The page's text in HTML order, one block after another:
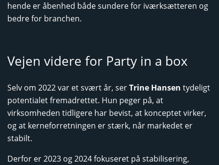
hende er åbenhed både sundere for iværksætteren og
bedre for branchen.
Vejen videre for Party in a box
Selv om 2022 var et svært år, serTrine Hansen tydeligt
potentialet fremadrettet. Hun peger på, at
virksomheden tidligere har bevist, at konceptet virker,
og at kerneforretningen er stærk, når markedet er
stabilt.
Derfor er 2023 og 2024 fokuseret på stabilisering,